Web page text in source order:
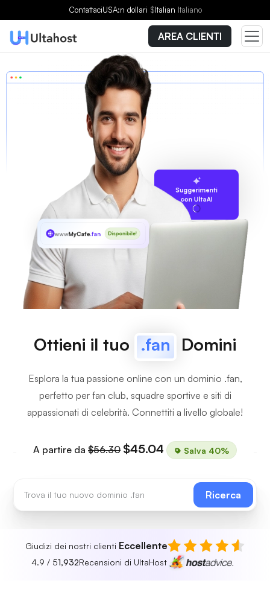
ContattaciUSA:n dollari $Italian Italiano
AREA CLIENTI
Suggerimenti
con UltaAI
wwwMyCafe.fan Disponibile!
Ottieni il tuo .fan Domini
Esplora la tua passione online con un dominio .fan,
perfetto per fan club, squadre sportive e siti di
appassionati di celebrità. Connettiti a livello globale!
A partire da $56.30 $45.04 Salva 40%
Ricerca
Giudizi dei nostri clienti Eccellente
4.9 / 51,932Recensioni di UltaHost